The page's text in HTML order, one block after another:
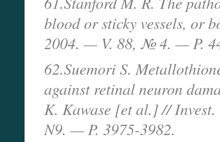
blood or sticky vessels, or
2004. — V. 88, № 4. — P.
62.Suemori S.
against retinal neuron
K. Kawase [et al.] //
N9. — P. 3975-3982.